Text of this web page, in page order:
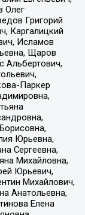
Олег
Григорий
Каргалицкий
Исламов
Щаров
Альбертович,
Паркер
Юрьевна,
Сергеевна,
Михайловна,
Юрьевич,
Михайлович,
Анатольевна,
Елена